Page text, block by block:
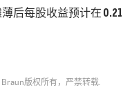
后每股收益预计在 0.21
Braun 版权所有，严禁转载.